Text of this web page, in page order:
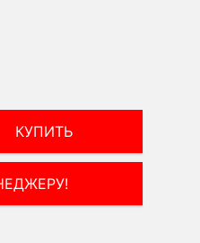
КУПИТЬ